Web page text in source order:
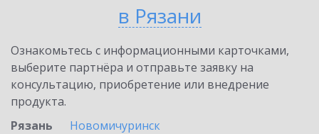
в Рязани
Ознакомьтесь с информационными карточками,
выберите партнёра и отправьте заявку на
консультацию, приобретение или внедрение
продукта.
Рязань
Новомичуринск